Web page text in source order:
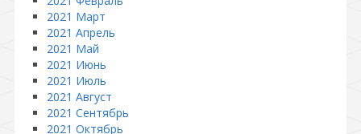
2021 Март
2021 Апрель
2021 Май
2021 Июнь
2021 Июль
2021 Август
2021 Сентябрь
2021 Октябрь